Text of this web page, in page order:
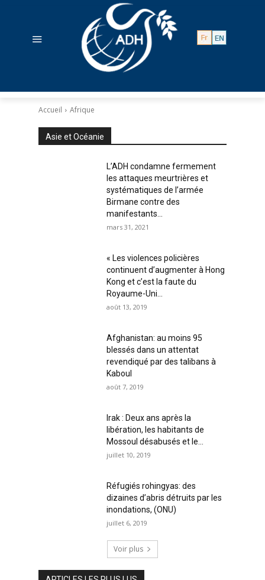
Accueil Afrique
Asie et Océanie
L’ADH condamne fermement
les attaques meurtrières et
systématiques de l’armée
Birmane contre des
manifestants...
mars 31, 2021
« Les violences policières
continuent d’augmenter à Hong
Kong et c’est la faute du
Royaume-Uni...
août 13, 2019
Afghanistan: au moins 95
blessés dans un attentat
revendiqué par des talibans à
Kaboul
août 7, 2019
Irak : Deux ans après la
libération, les habitants de
Mossoul désabusés et le...
juillet 10, 2019
Réfugiés rohingyas: des
dizaines d’abris détruits par les
inondations, (ONU)
juillet 6, 2019
Voir plus